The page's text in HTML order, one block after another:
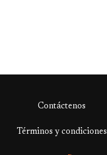
Contáctenos
Términos y condiciones